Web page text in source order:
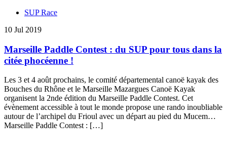
SUP Race
10 Jul 2019
Marseille Paddle Contest : du SUP pour tous dans la
citée phocéenne !
Les 3 et 4 août prochains, le comité départemental canoë kayak des
Bouches du Rhône et le Marseille Mazargues Canoë Kayak
organisent la 2nde édition du Marseille Paddle Contest. Cet
évènement accessible à tout le monde propose une rando inoubliable
autour de l’archipel du Frioul avec un départ au pied du Mucem…
Marseille Paddle Contest : […]